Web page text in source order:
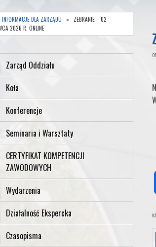
INFORMACJE DLA ZARZĄDU » ZEBRANIE – 02
2026 R. ONLINE
Zarząd Oddziału
Koła
Konferencje
Seminaria i Warsztaty
CERTYFIKAT KOMPETENCJI
ZAWODOWYCH
Wydarzenia
Działalność Ekspercka
Czasopisma